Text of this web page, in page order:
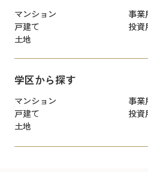
マンション
事業
戸建て
投資
土地
学区から探す
マンション
事業
戸建て
投資
土地